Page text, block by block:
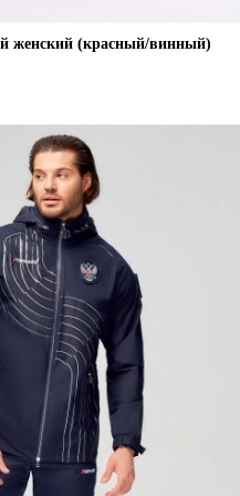
женский (красный/винный)